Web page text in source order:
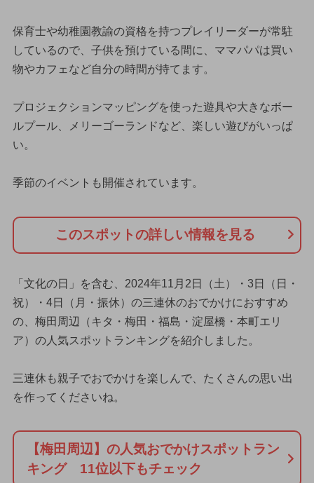
保育士や幼稚園教諭の資格を持つプレイリーダーが常駐
しているので、子供を預けている間に、ママパパは買い
物やカフェなど自分の時間が持てます。
プロジェクションマッピングを使った遊具や大きなボー
ルプール、メリーゴーランドなど、楽しい遊びがいっぱ
い。
季節のイベントも開催されています。
このスポットの詳しい情報を見る
「文化の日」を含む、2024年11月2日（土）・3日（日・
祝）・4日（月・振休）の三連休のおでかけにおすすめ
の、梅田周辺（キタ・梅田・福島・淀屋橋・本町エリ
ア）の人気スポットランキングを紹介しました。
三連休も親子でおでかけを楽しんで、たくさんの思い出
を作ってくださいね。
【梅田周辺】の人気おでかけスポットラン
キング 11位以下もチェック